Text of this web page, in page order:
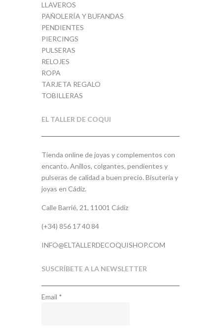
LLAVEROS
PAÑOLERÍA Y BUFANDAS
PENDIENTES
PIERCINGS
PULSERAS
RELOJES
ROPA
TARJETA REGALO
TOBILLERAS
EL TALLER DE COQUI
Tienda online de joyas y complementos con
encanto. Anillos, colgantes, pendientes y
pulseras de calidad a buen precio. Bisutería y
joyas en Cádiz.
Calle Barrié, 21, 11001 Cádiz
(+34) 856 17 40 84
INFO@ELTALLERDECOQUISHOP.COM
SUSCRÍBETE A LA NEWSLETTER
Email *